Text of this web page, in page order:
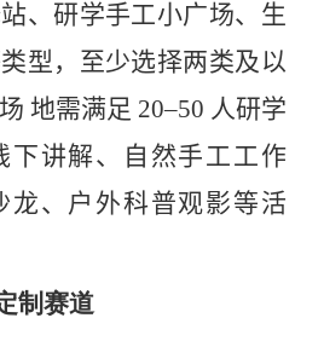
、研学手工小广场、生
型，至少选择两类及以
地需满足 20–50 人研学
下讲解、自然手工工作
龙、户外科普观影等活
制赛道